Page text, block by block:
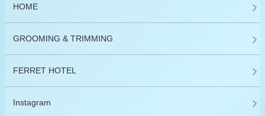
HOME
GROOMING & TRIMMING
FERRET HOTEL
Instagram